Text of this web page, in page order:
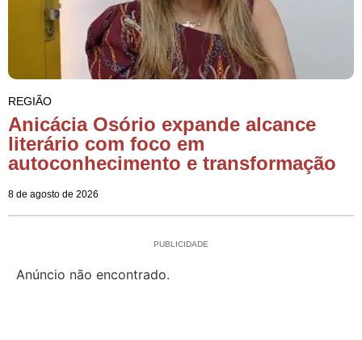
REGIÃO
Anicácia Osório expande alcance
literário com foco em
autoconhecimento e transformação
8 de agosto de 2026
PUBLICIDADE
Anúncio não encontrado.